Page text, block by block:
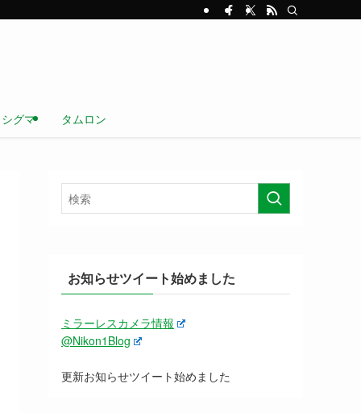
シグマ タムロン
お知らせツイート始めました
ミラーレスカメラ情報
@Nikon1Blog
更新お知らせツイート始めました